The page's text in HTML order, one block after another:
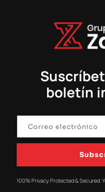
boletín
100% Privacy Protected & Secured.